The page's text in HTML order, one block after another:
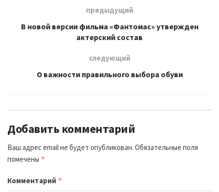
предыдущий
В новой версии фильма «Фантомас» утвержден
актерский состав
следующий
О важности правильного выбора обуви
Добавить комментарий
Ваш адрес email не будет опубликован. Обязательные поля
помечены *
Комментарий *